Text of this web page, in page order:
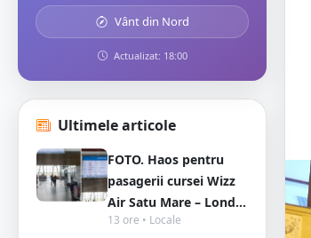
Vânt din Nord
Actualizat: 18:00
Ultimele articole
FOTO. Haos pentru
pasagerii cursei Wizz
Air Satu Mare – Lond...
13 ore • Locale